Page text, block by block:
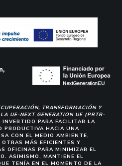
TRANSFORMACIÓN Y
UE-NEXT GENERATION UE (PRTR-
PARA FACILITAR LA
PRODUCTIVA HACIA UNA
CON EL MEDIO AMBIENTE,
MÁS EFICIENTES Y
OFICINAS PARA MINIMIZAR EL
ASIMISMO, MANTIENE EL
TENÍA EN EL MOMENTO DE LA